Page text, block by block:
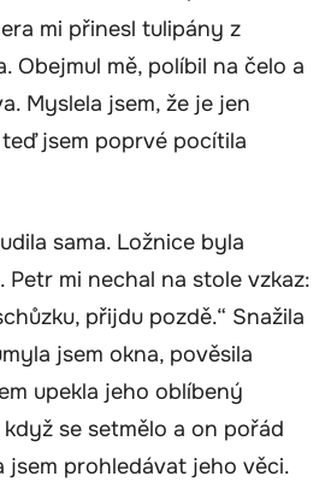
mi přinesl tulipány z
Obejmul mě, políbil na čelo a
Myslela jsem, že je jen
jsem poprvé pocítila
sama. Ložnice byla
Petr mi nechal na stole vzkaz:
přijdu pozdě.“ Snažila
jsem okna, pověsila
upekla jeho oblíbený
se setmělo a on pořád
jsem prohledávat jeho věci.